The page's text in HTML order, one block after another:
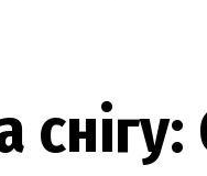
снігу: